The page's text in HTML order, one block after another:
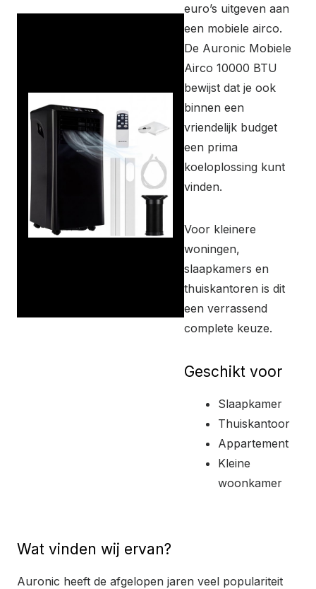
euro’s uitgeven aan
een mobiele airco.
De Auronic Mobiele
Airco 10000 BTU
bewijst dat je ook
binnen een
vriendelijk budget
een prima
koeloplossing kunt
vinden.
Voor kleinere
woningen,
slaapkamers en
thuiskantoren is dit
een verrassend
complete keuze.
Geschikt voor
Slaapkamer
Thuiskantoor
Appartement
Kleine
woonkamer
Wat vinden wij ervan?
Auronic heeft de afgelopen jaren veel populariteit